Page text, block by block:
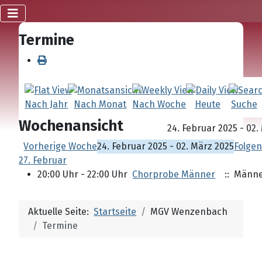
Termine
Nach Jahr Nach Monat Nach Woche Heute Suche
Wochenansicht
24. Februar 2025 - 02.
Vorherige Woche24. Februar 2025 - 02. März 2025
27. Februar
20:00 Uhr - 22:00 Uhr Chorprobe Männer ::
Aktuelle Seite:Startseite
MGV Wenzenbach
Termine